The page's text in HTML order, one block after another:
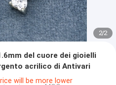
2/2
del cuore dei gioielli
acrilico di Antivari
will be more lower